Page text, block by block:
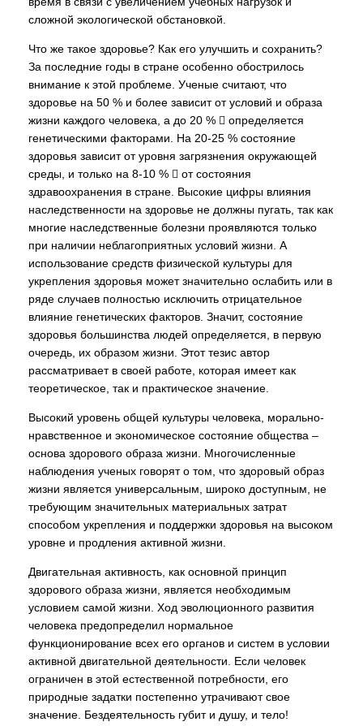
сложной экологической обстановкой.
Что же такое здоровье? Как его улучшить и сохранить?
За последние годы в стране особенно обострилось
внимание к этой проблеме. Ученые считают, что
здоровье на 50 % и более зависит от условий и образа
жизни каждого человека, а до 20 %  определяется
генетическими факторами. На 20-25 % состояние
здоровья зависит от уровня загрязнения окружающей
среды, и только на 8-10 %  от состояния
здравоохранения в стране. Высокие цифры влияния
наследственности на здоровье не должны пугать, так как
многие наследственные болезни проявляются только
при наличии неблагоприятных условий жизни. А
использование средств физической культуры для
укрепления здоровья может значительно ослабить или в
ряде случаев полностью исключить отрицательное
влияние генетических факторов. Значит, состояние
здоровья большинства людей определяется, в первую
очередь, их образом жизни. Этот тезис автор
рассматривает в своей работе, которая имеет как
теоретическое, так и практическое значение.
Высокий уровень общей культуры человека, морально-
нравственное и экономическое состояние общества –
основа здорового образа жизни. Многочисленные
наблюдения ученых говорят о том, что здоровый образ
жизни является универсальным, широко доступным, не
требующим значительных материальных затрат
способом укрепления и поддержки здоровья на высоком
уровне и продления активной жизни.
Двигательная активность, как основной принцип
здорового образа жизни, является необходимым
условием самой жизни. Ход эволюционного развития
человека предопределил нормальное
функционирование всех его органов и систем в условии
активной двигательной деятельности. Если человек
ограничен в этой естественной потребности, его
природные задатки постепенно утрачивают свое
значение. Бездеятельность губит и душу, и тело!